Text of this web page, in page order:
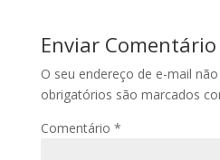
Enviar Comentário
O seu endereço de e-mail
obrigatórios são marcados
Comentário *